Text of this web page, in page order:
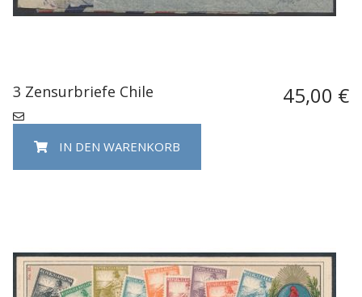
3 Zensurbriefe Chile 45,00 €
IN DEN WARENKORB